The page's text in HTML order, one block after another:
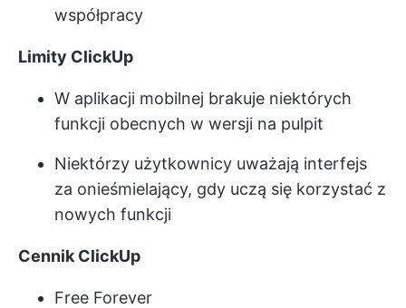
współpracy
Limity ClickUp
W aplikacji mobilnej brakuje niektórych
funkcji obecnych w wersji na pulpit
Niektórzy użytkownicy uważają interfejs
za onieśmielający, gdy uczą się korzystać z
nowych funkcji
Cennik ClickUp
Free Forever